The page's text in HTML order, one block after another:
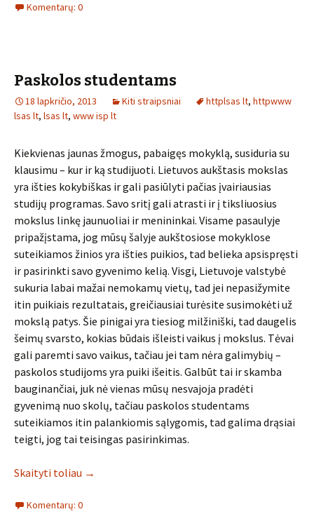
Komentarų: 0
Paskolos studentams
18 lapkričio, 2013 Kiti straipsniai httplsas lt, httpwww
lsas lt, lsas lt, www isp lt
Kiekvienas jaunas žmogus, pabaigęs mokyklą, susiduria su
klausimu – kur ir ką studijuoti. Lietuvos aukštasis mokslas
yra išties kokybiškas ir gali pasiūlyti pačias įvairiausias
studijų programas. Savo sritį gali atrasti ir į tiksliuosius
mokslus linkę jaunuoliai ir menininkai. Visame pasaulyje
pripažįstama, jog mūsų šalyje aukštosiose mokyklose
suteikiamos žinios yra išties puikios, tad belieka apsispręsti
ir pasirinkti savo gyvenimo kelią. Visgi, Lietuvoje valstybė
sukuria labai mažai nemokamų vietų, tad jei nepasižymite
itin puikiais rezultatais, greičiausiai turėsite susimokėti už
mokslą patys. Šie pinigai yra tiesiog milžiniški, tad daugelis
šeimų svarsto, kokias būdais išleisti vaikus į mokslus. Tėvai
gali paremti savo vaikus, tačiau jei tam nėra galimybių –
paskolos studijoms yra puiki išeitis. Galbūt tai ir skamba
bauginančiai, juk nė vienas mūsų nesvajoja pradėti
gyvenimą nuo skolų, tačiau paskolos studentams
suteikiamos itin palankiomis sąlygomis, tad galima drąsiai
teigti, jog tai teisingas pasirinkimas.
Skaityti toliau →
Komentarų: 0